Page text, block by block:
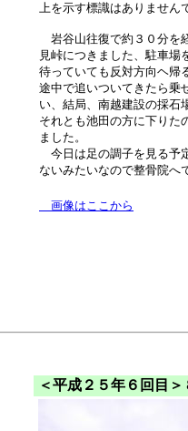
上を示す標識はありません
岩谷山往復で約３０分を
見峠につきました、駐車場
待っていても反対方向ヘ帰
途中で追いついてきたら乗
い、結局、南越建設の採石
それとも池田の方に下りた
ました。
今日は足の調子を見る予
ないみたいなので整骨院へ
画像はここから
＜平成２５年６回目